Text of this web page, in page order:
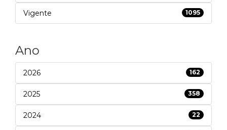
Vigente 1095
Ano
2026 162
2025 358
2024 22